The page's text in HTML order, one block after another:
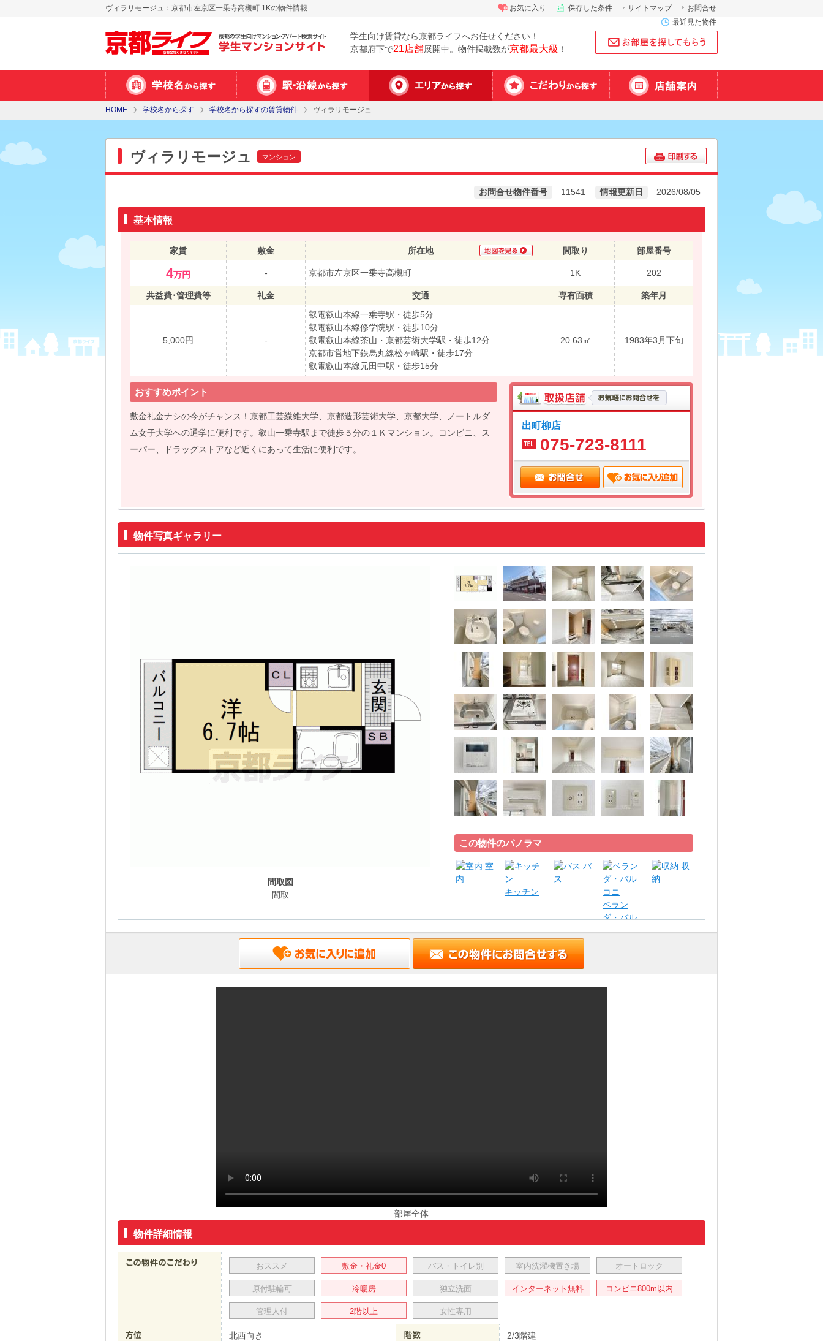
ヴィラリモージュ：京都市左京区一乗寺高槻町 1Kの物件情報
学生向け賃貸なら京都ライフへお任せください！
京都府下で21店舗展開中。物件掲載数が京都最大級 ！
お問合せ
サイトマップ
保存した条件
お気に入り
最近見た物件
HOME 学校名から探す 学校名から探すの賃貸物件 ヴィラリモージュ
ヴィラリモージュ マンション
お問合せ物件番号 11541 情報更新日 2026/08/05
基本情報
家賃 敷金 所在地 間取り 部屋番号
4万円 - 京都市左京区一乗寺高槻町 1K 202
共益費･管理費等 礼金 交通 専有面積 築年月
5,000円 -
叡電叡山本線一乗寺駅・徒歩5分
叡電叡山本線修学院駅・徒歩10分
叡電叡山本線茶山・京都芸術大学駅・徒歩12分
京都市営地下鉄烏丸線松ヶ崎駅・徒歩17分
叡電叡山本線元田中駅・徒歩15分
20.63㎡ 1983年3月下旬
おすすめポイント
敷金礼金ナシの今がチャンス！京都工芸繊維大学、京都造形芸術大学、京都大学、ノートルダ
ム女子大学への通学に便利です。叡山一乗寺駅まで徒歩５分の１Ｋマンション。コンビニ、ス
ーパー、ドラッグストアなど近くにあって生活に便利です。
出町柳店
075-723-8111
物件写真ギャラリー
間取図
間取
この物件のパノラマ
室
内
キッチン
バ
ス
ベラン
ダ・バル
コニ
収
納
部屋全体
物件詳細情報
おススメ 敷金・礼金0 バス・トイレ別 室内洗濯機置き場 オートロック
原付駐輪可 冷暖房 独立洗面 インターネット無料 コンビニ800m以内
管理人付 2階以上 女性専用
北西向き 2/3階建